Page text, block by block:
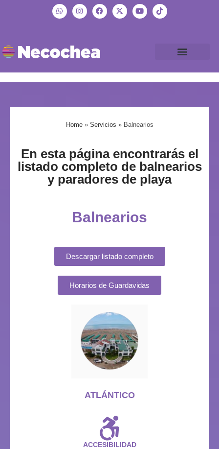
Home» Servicios » Balnearios
En esta página encontrarás el
listado completo de balnearios
y paradores de playa
Balnearios
Descargar listado completo
Horarios de Guardavidas
ATLÁNTICO
ACCESIBILIDAD